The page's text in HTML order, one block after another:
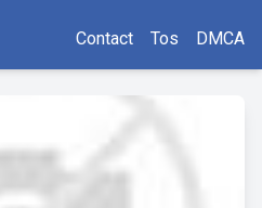
Contact Tos DMCA